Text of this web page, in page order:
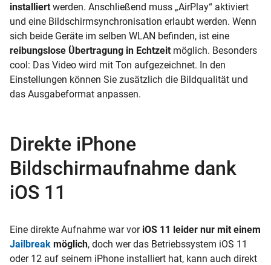
installiert werden. Anschließend muss „AirPlay“ aktiviert
und eine Bildschirmsynchronisation erlaubt werden. Wenn
sich beide Geräte im selben WLAN befinden, ist eine
reibungslose Übertragung in Echtzeit möglich. Besonders
cool: Das Video wird mit Ton aufgezeichnet. In den
Einstellungen können Sie zusätzlich die Bildqualität und
das Ausgabeformat anpassen.
Direkte iPhone
Bildschirmaufnahme dank
iOS 11
Eine direkte Aufnahme war vor iOS 11 leider nur mit einem
Jailbreak möglich, doch wer das Betriebssystem iOS 11
oder 12 auf seinem iPhone installiert hat, kann auch direkt